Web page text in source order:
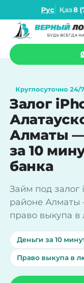
Рус Қаз8
Круглосуточно 24/
Залог
Алматы —
за 10
банка
Займ под залог
районе Алматы
право выкупа
Деньги за 10
Право выкупа в